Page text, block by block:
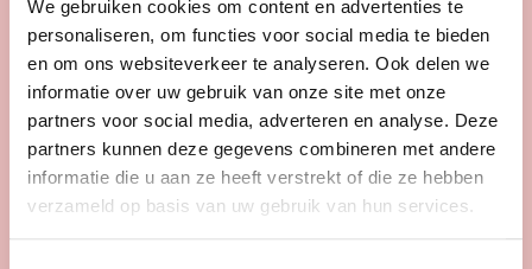
We gebruiken cookies om content en advertenties te
personaliseren, om functies voor social media te bieden
en om ons websiteverkeer te analyseren. Ook delen we
informatie over uw gebruik van onze site met onze
partners voor social media, adverteren en analyse. Deze
partners kunnen deze gegevens combineren met andere
informatie die u aan ze heeft verstrekt of die ze hebben
verzameld op basis van uw gebruik van hun services.
Bekijk vacature
Persoonlijke Begeleider complexe zorg -
Stiens